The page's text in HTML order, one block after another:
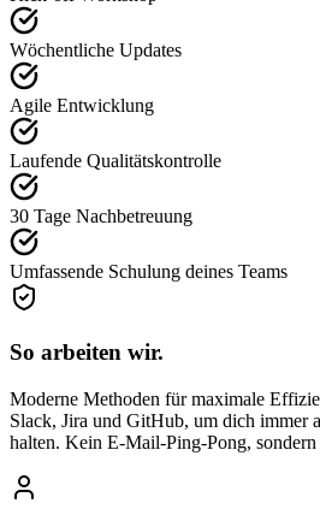
Wöchentliche Updates
Agile Entwicklung
Laufende Qualitätskontrolle
30 Tage Nachbetreuung
Umfassende Schulung deines Teams
So arbeiten wir.
Moderne Methoden für maximale
Slack, Jira und GitHub, um dich immer
halten. Kein E-Mail-Ping-Pong,